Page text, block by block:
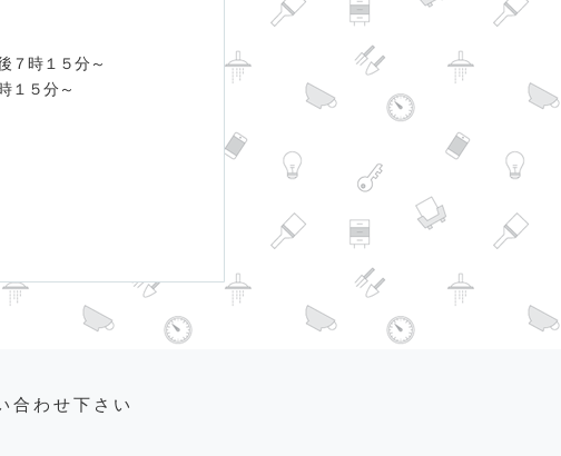
７時１５分～
１５分～
合わせ下さい